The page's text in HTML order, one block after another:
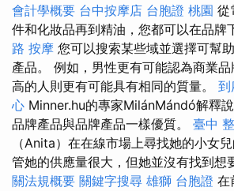
會計學概要 台中按摩店 台胞證 桃園 從
件和化妝品再到精油，您都可以在品牌
路 按摩 您可以搜索某些域並選擇可幫
產品。 例如，男性更有可能認為商業
高的人則更有可能具有相同的質量。 到
心 Minner.hu的專家MilánMándó解釋
品牌產品與品牌產品一樣優質。 臺中
（Anita）在在線市場上尋找她的小女
管她的供應量很大，但她並沒有找到想
關法規概要 關鍵字搜尋 雄獅 台胞證 在